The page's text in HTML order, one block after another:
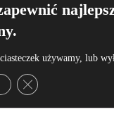
używamy, lub
Zamknij panel